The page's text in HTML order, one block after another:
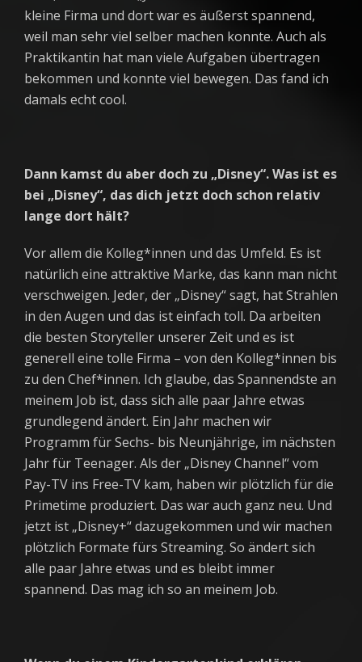
kleine Firma und dort war es äußerst spannend,
weil man sehr viel selber machen konnte. Auch als
Praktikantin hat man viele Aufgaben übertragen
bekommen und konnte viel bewegen. Das fand ich
damals echt cool.
Dann kamst du aber doch zu „Disney“. Was ist es
bei „Disney“, das dich jetzt doch schon relativ
lange dort hält?
Vor allem die Kolleg*innen und das Umfeld. Es ist
natürlich eine attraktive Marke, das kann man nicht
verschweigen. Jeder, der „Disney“ sagt, hat Strahlen
in den Augen und das ist einfach toll. Da arbeiten
die besten Storyteller unserer Zeit und es ist
generell eine tolle Firma – von den Kolleg*innen bis
zu den Chef*innen. Ich glaube, das Spannendste an
meinem Job ist, dass sich alle paar Jahre etwas
grundlegend ändert. Ein Jahr machen wir
Programm für Sechs- bis Neunjährige, im nächsten
Jahr für Teenager. Als der „Disney Channel“ vom
Pay-TV ins Free-TV kam, haben wir plötzlich für die
Primetime produziert. Das war auch ganz neu. Und
jetzt ist „Disney+“ dazugekommen und wir machen
plötzlich Formate fürs Streaming. So ändert sich
alle paar Jahre etwas und es bleibt immer
spannend. Das mag ich so an meinem Job.